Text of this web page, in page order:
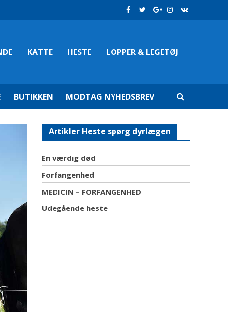
KATTE HESTE LOPPER & LEGETØJ
BUTIKKEN MODTAG NYHEDSBREV
Artikler Heste spørg dyrlægen
En værdig død
Forfangenhed
MEDICIN – FORFANGENHED
Udegående heste